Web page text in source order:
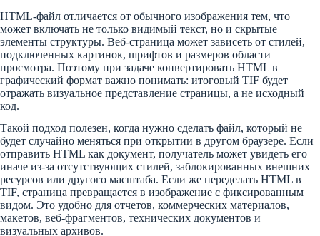
HTML-файл отличается от обычного изображения тем, что
может включать не только видимый текст, но и скрытые
элементы структуры. Веб-страница может зависеть от стилей,
подключенных картинок, шрифтов и размеров области
просмотра. Поэтому при задаче конвертировать HTML в
графический формат важно понимать: итоговый TIF будет
отражать визуальное представление страницы, а не исходный
код.
Такой подход полезен, когда нужно сделать файл, который не
будет случайно меняться при открытии в другом браузере. Если
отправить HTML как документ, получатель может увидеть его
иначе из-за отсутствующих стилей, заблокированных внешних
ресурсов или другого масштаба. Если же переделать HTML в
TIF, страница превращается в изображение с фиксированным
видом. Это удобно для отчетов, коммерческих материалов,
макетов, веб-фрагментов, технических документов и
визуальных архивов.